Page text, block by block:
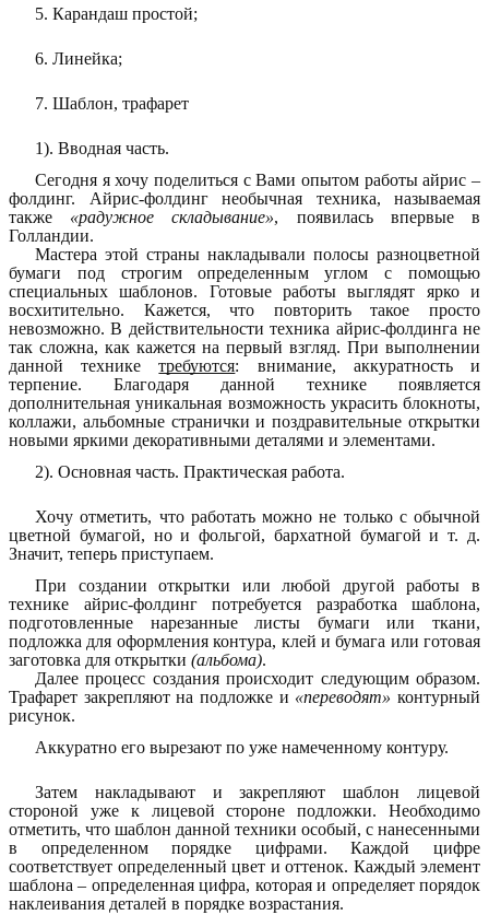
5. Карандаш простой;
6. Линейка;
7. Шаблон, трафарет
1). Вводная часть.
Сегодня я хочу поделиться с Вами опытом работы айрис –
фолдинг. Айрис-фолдинг необычная техника, называемая
также «радужное складывание», появилась впервые в
Голландии.
Мастера этой страны накладывали полосы разноцветной
бумаги под строгим определенным углом с помощью
специальных шаблонов. Готовые работы выглядят ярко и
восхитительно. Кажется, что повторить такое просто
невозможно. В действительности техника айрис-фолдинга не
так сложна, как кажется на первый взгляд. При выполнении
данной техникетребуются: внимание, аккуратность и
терпение. Благодаря данной технике появляется
дополнительная уникальная возможность украсить блокноты,
коллажи, альбомные странички и поздравительные открытки
новыми яркими декоративными деталями и элементами.
2). Основная часть. Практическая работа.
Хочу отметить, что работать можно не только с обычной
цветной бумагой, но и фольгой, бархатной бумагой и т. д.
Значит, теперь приступаем.
При создании открытки или любой другой работы в
технике айрис-фолдинг потребуется разработка шаблона,
подготовленные нарезанные листы бумаги или ткани,
подложка для оформления контура, клей и бумага или готовая
заготовка для открытки (альбома).
Далее процесс создания происходит следующим образом.
Трафарет закрепляют на подложке и «переводят» контурный
рисунок.
Аккуратно его вырезают по уже намеченному контуру.
Затем накладывают и закрепляют шаблон лицевой
стороной уже к лицевой стороне подложки. Необходимо
отметить, что шаблон данной техники особый, с нанесенными
в определенном порядке цифрами. Каждой цифре
соответствует определенный цвет и оттенок. Каждый элемент
шаблона – определенная цифра, которая и определяет порядок
наклеивания деталей в порядке возрастания.